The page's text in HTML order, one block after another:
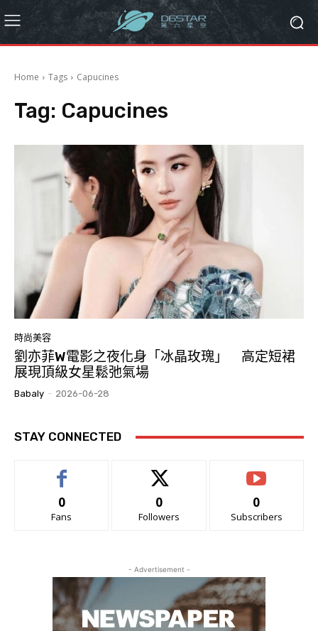
Home Tags Capucines
Tag: Capucines
時尚美容
劉亦菲W電影之夜化身「冰晶玫瑰」 高定短裙
展現頂級女星鬆弛氣場
Babaly - 2026-06-28
STAY CONNECTED
0
Fans
0
Followers
0
Subscribers
- Advertisement -